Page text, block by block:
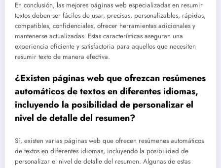
En conclusión, las mejores páginas web especializadas en resumir
textos deben ser fáciles de usar, precisas, personalizables, rápidas,
compatibles, confidenciales, ofrecer herramientas adicionales y
mantenerse actualizadas. Estas características aseguran una
experiencia eficiente y satisfactoria para aquellos que necesiten
resumir texto de manera efectiva.
¿Existen páginas web que ofrezcan resúmenes
automáticos de textos en diferentes idiomas,
incluyendo la posibilidad de personalizar el
nivel de detalle del resumen?
Sí, existen varias páginas web que ofrecen resúmenes automáticos
de textos en diferentes idiomas, incluyendo la posibilidad de
personalizar el nivel de detalle del resumen. Algunas de estas